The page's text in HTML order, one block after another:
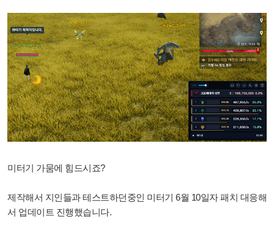
미터기 가뭄에 힘드시죠?
제작해서 지인들과 테스트하던중인 미터기 6월 10일자 패치 대응해
서 업데이트 진행했습니다.